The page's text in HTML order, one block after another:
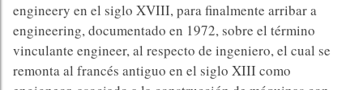
engineery en el siglo XVIII, para finalmente arribar a
engineering, documentado en 1972, sobre el término
vinculante engineer, al respecto de ingeniero, el cual se
remonta al francés antiguo en el siglo XIII como